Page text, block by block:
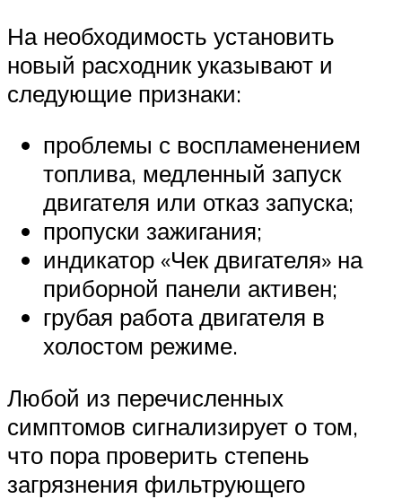
На необходимость установить
новый расходник указывают и
следующие признаки:
проблемы с воспламенением
топлива, медленный запуск
двигателя или отказ запуска;
пропуски зажигания;
индикатор «Чек двигателя» на
приборной панели активен;
грубая работа двигателя в
холостом режиме.
Любой из перечисленных
симптомов сигнализирует о том,
что пора проверить степень
загрязнения фильтрующего